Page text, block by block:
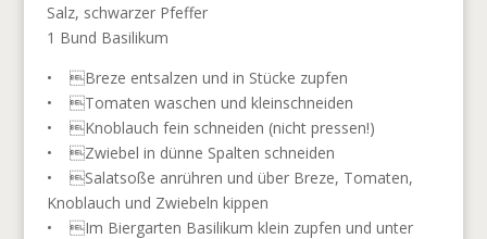
Salz, schwarzer Pfeffer
1 Bund Basilikum
• Breze entsalzen und in Stücke zupfen
• Tomaten waschen und kleinschneiden
• Knoblauch fein schneiden (nicht pressen!)
• Zwiebel in dünne Spalten schneiden
• Salatsoße anrühren und über Breze, Tomaten,
Knoblauch und Zwiebeln kippen
• Im Biergarten Basilikum klein zupfen und unter